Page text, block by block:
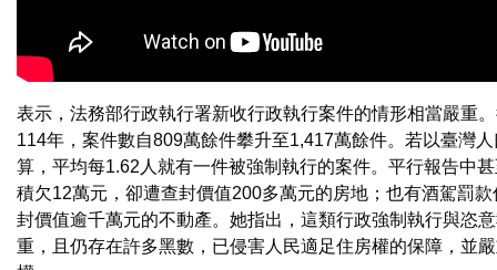
表示，法務部行政執行署新收行政執行案件的情形相當嚴重
114年，案件數自809萬餘件攀升至1,417萬餘件。若以臺灣
算，平均每1.62人就有一件被強制執行的案件。平行報告中
積欠12萬元，卻遭查封價值200多萬元的房地；也有酒駕罰
封價值逾千萬元的不動產。她指出，這類行政強制執行與恣
重，且仍存在許多黑數，已侵害人民適足住房權的保障，並